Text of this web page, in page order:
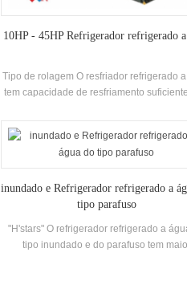
10HP - 45HP Refrigerador refrigerado a
Tipo de rolagem O resfriador refrigerado
tem capacidade de resfriamento
classificação de eficiência energética é
Capacidade de resfriamento Faixa: 21500
para 113400 Kcal (10HP ~ 45HP),
para escritórios de pequeno e médio
workshops de fábrica, hotéis, villas,
inundado e Refrigerador refrigerado a
tipo parafuso
"H'stars" O refrigerador refrigerado a
tipo inundado e do parafuso tem